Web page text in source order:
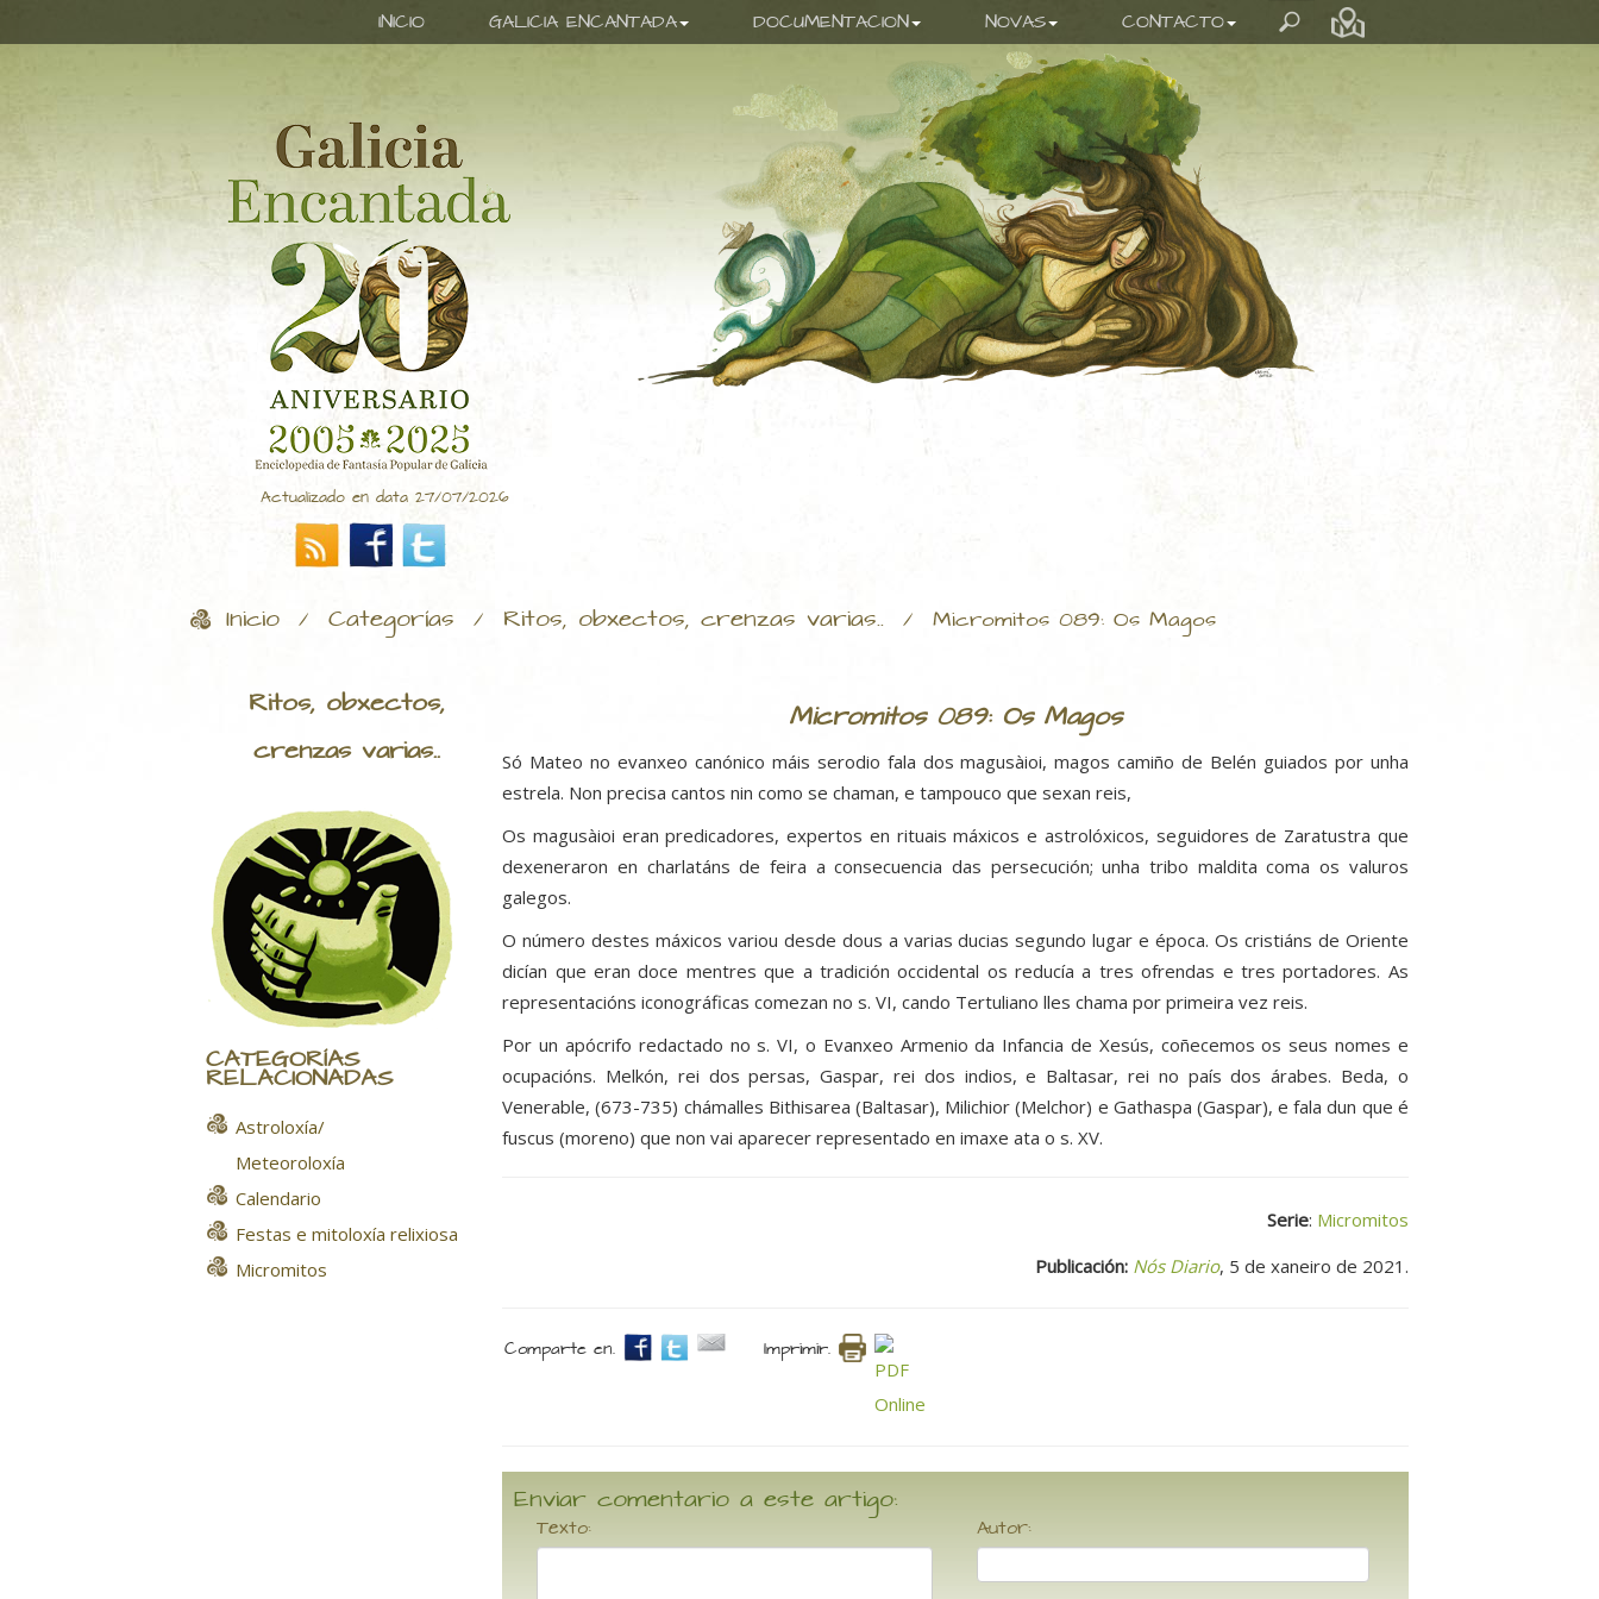
INICIO GALICIA ENCANTADA DOCUMENTACION NOVAS CONTACTO
Actualizado en data 27/07/2026
Inicio / Categorías / Ritos, obxectos, crenzas varias.. / Micromitos 089: Os Magos
Ritos, obxectos,
crenzas varias..
CATEGORÍAS
RELACIONADAS
Astroloxía/
Meteoroloxía
Calendario
Festas e mitoloxía relixiosa
Micromitos
Micromitos 089: Os Magos
Só Mateo no evanxeo canónico máis serodio fala dos magusàioi, magos camiño de Belén guiados por unha
estrela. Non precisa cantos nin como se chaman, e tampouco que sexan reis,
Os magusàioi eran predicadores, expertos en rituais máxicos e astrolóxicos, seguidores de Zaratustra que
dexeneraron en charlatáns de feira a consecuencia das persecución; unha tribo maldita coma os valuros
galegos.
O número destes máxicos variou desde dous a varias ducias segundo lugar e época. Os cristiáns de Oriente
dicían que eran doce mentres que a tradición occidental os reducía a tres ofrendas e tres portadores. As
representacións iconográficas comezan no s. VI, cando Tertuliano lles chama por primeira vez reis.
Por un apócrifo redactado no s. VI, o Evanxeo Armenio da Infancia de Xesús, coñecemos os seus nomes e
ocupacións. Melkón, rei dos persas, Gaspar, rei dos indios, e Baltasar, rei no país dos árabes. Beda, o
Venerable, (673-735) chámalles Bithisarea (Baltasar), Milichior (Melchor) e Gathaspa (Gaspar), e fala dun que é
fuscus (moreno) que non vai aparecer representado en imaxe ata o s. XV.
Serie: Micromitos
Publicación: Nós Diario, 5 de xaneiro de 2021.
Comparte en. Imprimir.
Enviar comentario a este artigo:
Texto: Autor: